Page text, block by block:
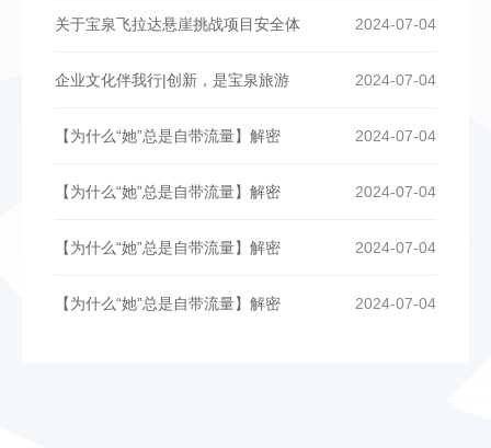
2024-07-04
关于宝泉飞拉达悬崖挑战项目安全体
2024-07-04
企业文化伴我行|创新，是宝泉旅游
2024-07-04
【为什么“她”总是自带流量】解密
2024-07-04
【为什么“她”总是自带流量】解密
2024-07-04
【为什么“她”总是自带流量】解密
2024-07-04
【为什么“她”总是自带流量】解密